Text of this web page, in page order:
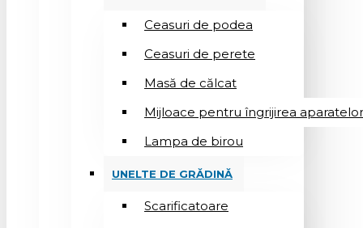
Ceasuri de podea
Ceasuri de perete
Masă de călcat
Mijloace pentru îngrijirea
Lampa de birou
UNELTE DE GRĂDINĂ
Scarificatoare